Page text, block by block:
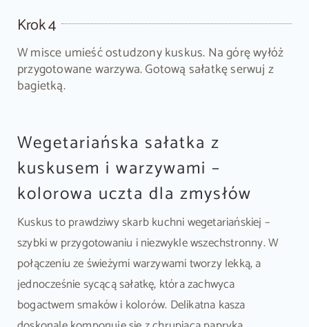
Krok 4
W misce umieść ostudzony kuskus. Na górę wyłóż
przygotowane warzywa. Gotową sałatkę serwuj z
bagietką.
Wegetariańska sałatka z
kuskusem i warzywami –
kolorowa uczta dla zmysłów
Kuskus to prawdziwy skarb kuchni wegetariańskiej –
szybki w przygotowaniu i niezwykle wszechstronny. W
połączeniu ze świeżymi warzywami tworzy lekką, a
jednocześnie sycącą sałatkę, która zachwyca
bogactwem smaków i kolorów. Delikatna kasza